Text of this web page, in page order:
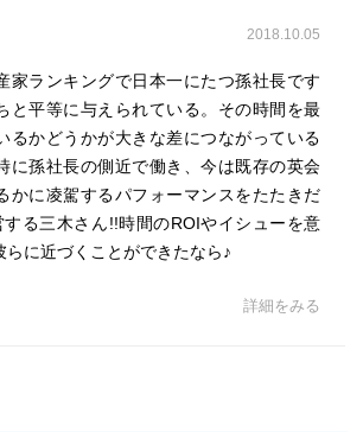
2018.10.05
家ランキングで日本一にたつ孫社長です
と平等に与えられている。その時間を最
るかどうかが大きな差につながっている
に孫社長の側近で働き、今は既存の英会
かに凌駕するパフォーマンスをたたきだ
る三木さん!!時間のROIやイシューを意
らに近づくことができたなら♪
詳細をみる